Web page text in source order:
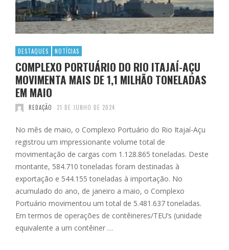
DESTAQUES NOTÍCIAS
COMPLEXO PORTUÁRIO DO RIO ITAJAÍ-AÇU
MOVIMENTA MAIS DE 1,1 MILHÃO TONELADAS
EM MAIO
REDAÇÃO 21 DE JUNHO DE 2024
No mês de maio, o Complexo Portuário do Rio Itajaí-Açu
registrou um impressionante volume total de
movimentação de cargas com 1.128.865 toneladas. Deste
montante, 584.710 toneladas foram destinadas à
exportação e 544.155 toneladas à importação. No
acumulado do ano, de janeiro a maio, o Complexo
Portuário movimentou um total de 5.481.637 toneladas.
Em termos de operações de contêineres/TEU’s (unidade
equivalente a um contêiner …